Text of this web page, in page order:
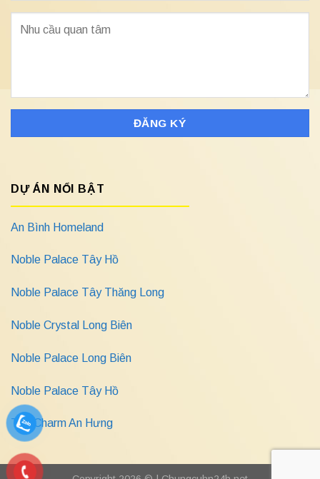
DỰ ÁN NỔI BẬT
An Bình Homeland
Noble Palace Tây Hồ
Noble Palace Tây Thăng Long
Noble Crystal Long Biên
Noble Palace Long Biên
Noble Palace Tây Hồ
The Charm An Hưng